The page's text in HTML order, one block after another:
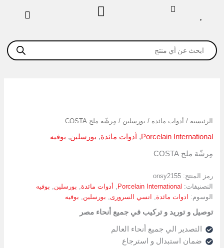
Products
search
الرئيسية / أدوات مائدة / بورسلين / مِرشّة ملح COSTA
Porcelain International
, أدوات مائدة, بورسلين, بوفيه
مِرشّة ملح COSTA
رمز المنتج:onsy2155
التصنيفات: Porcelain International
, أدوات مائدة, بورسلين, بوفيه
الوسوم:
ادوات مائدة, انسي السرورى, بورسلين, بوفيه
توصيل و توريد و تركيب في جميع أنحاء مصر
التصدير الي جميع أنحاء العالم
ضمان استبدال و استرجاع
COSTA